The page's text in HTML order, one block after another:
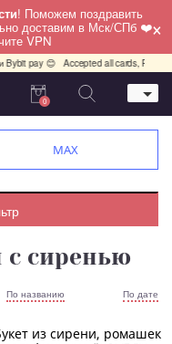
! Поможем поздравить
доставим в Мск/СПб ❤️
VPN ×
pay 😊 Accepted all cards, PayPal,
0
MAX
с сиренью
По названию По дате